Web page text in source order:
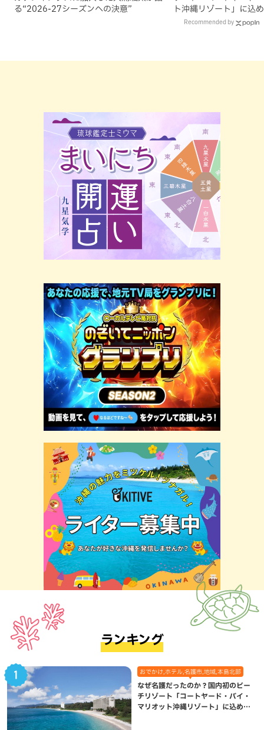
る“2026-27シーズンへの決意”
ト沖縄リゾート」に込
Recommended by
ランキング
おでかけ,ホテル,名護市,地域,本島北部
なぜ名護だったのか？国内初のビー
チリゾート「コートヤード・バイ・
マリオット沖縄リゾート」に込めら